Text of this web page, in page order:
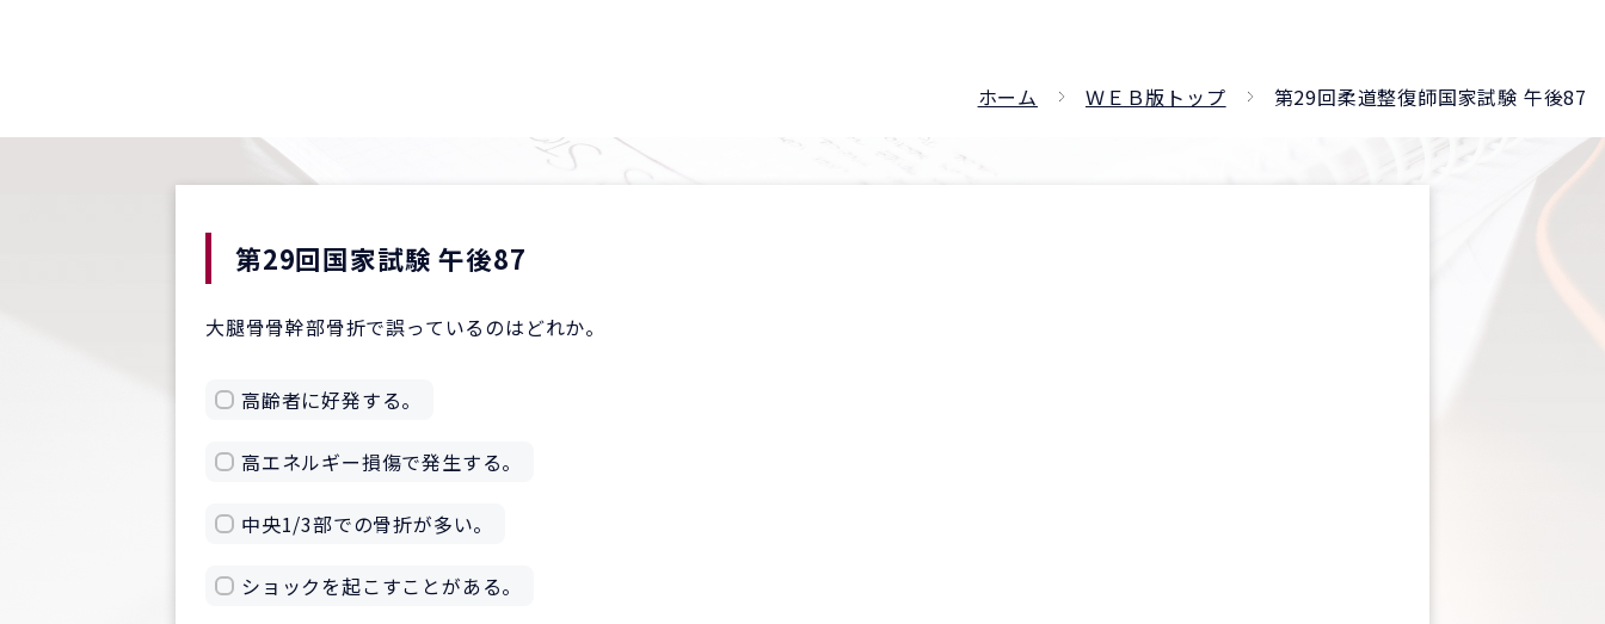
ホーム ＷＥＢ版トップ 第29回柔道整復師国家試験 午後87
第29回国家試験 午後87
大腿骨骨幹部骨折で誤っているのはどれか。
高齢者に好発する。
高エネルギー損傷で発生する。
中央1/3部での骨折が多い。
ショックを起こすことがある。